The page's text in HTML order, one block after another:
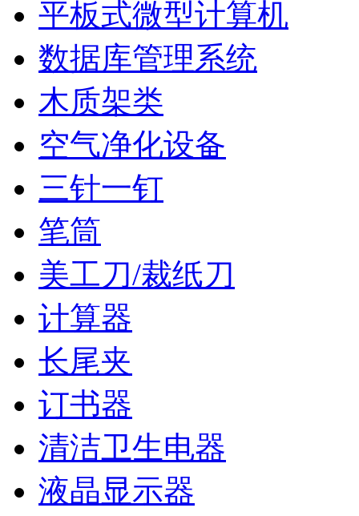
平板式微型计算机
数据库管理系统
木质架类
空气净化设备
三针一钉
笔筒
美工刀/裁纸刀
计算器
长尾夹
订书器
清洁卫生电器
液晶显示器